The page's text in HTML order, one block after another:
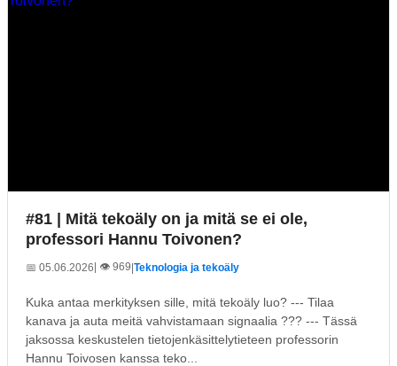
#81 | Mitä tekoäly on ja mitä se ei ole,
professori Hannu Toivonen?
📅 05.06.2026| 👁️ 969 Teknologia ja tekoäly
Kuka antaa merkityksen sille, mitä tekoäly luo? --- Tilaa
kanava ja auta meitä vahvistamaan signaalia ??? --- Tässä
jaksossa keskustelen tietojenkäsittelytieteen professorin
Hannu Toivosen kanssa teko...